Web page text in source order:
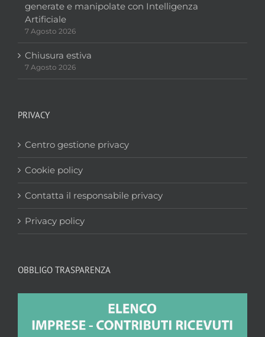
generate e manipolate con Intelligenza
Artificiale
7 Agosto 2026
Chiusura estiva
7 Agosto 2026
PRIVACY
Centro gestione privacy
Cookie policy
Contatta il responsabile privacy
Privacy policy
OBBLIGO TRASPARENZA